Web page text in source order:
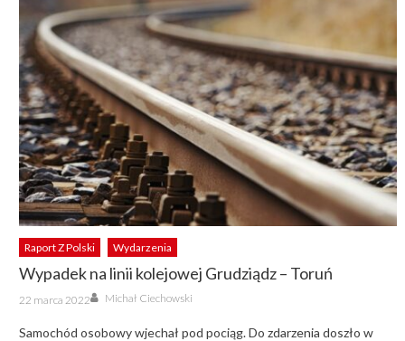
Raport Z Polski Wydarzenia
Wypadek na linii kolejowej Grudziądz – Toruń
Posted
on
22 marca 2022 Author
Michał Ciechowski
Samochód osobowy wjechał pod pociąg. Do zdarzenia doszło w